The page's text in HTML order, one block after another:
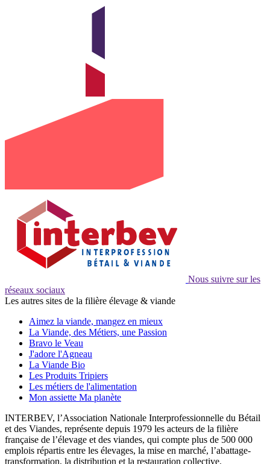
Nous suivre sur les
réseaux sociaux
Les autres sites de la filière élevage & viande
Aimez la viande, mangez en mieux
La Viande, des Métiers, une Passion
Bravo le Veau
J'adore l'Agneau
La Viande Bio
Les Produits Tripiers
Les métiers de l'alimentation
Mon assiette Ma planète
INTERBEV, l’Association Nationale Interprofessionnelle du Bétail
et des Viandes, représente depuis 1979 les acteurs de la filière
française de l’élevage et des viandes, qui compte plus de 500 000
emplois répartis entre les élevages, la mise en marché, l’abattage-
transformation, la distribution et la restauration collective.